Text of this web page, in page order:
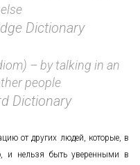
Dictionary
– by talking in an
people
Dictionary
от других людей, которые, в
и нельзя быть уверенными в